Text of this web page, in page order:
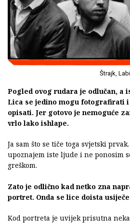
Štrajk,
Pogled ovog rudara je odlučan, a
Lica se jedino mogu fotografirati
opisati. Jer gotovo je nemoguće
vrlo lako ishlape.
Ja sam što se tiče toga svjetski
upoznajem iste ljude i ne ponosim
greškom.
Zato je odlično kad netko zna
portret. Onda se lice doista
Kod portreta je uvijek prisutna